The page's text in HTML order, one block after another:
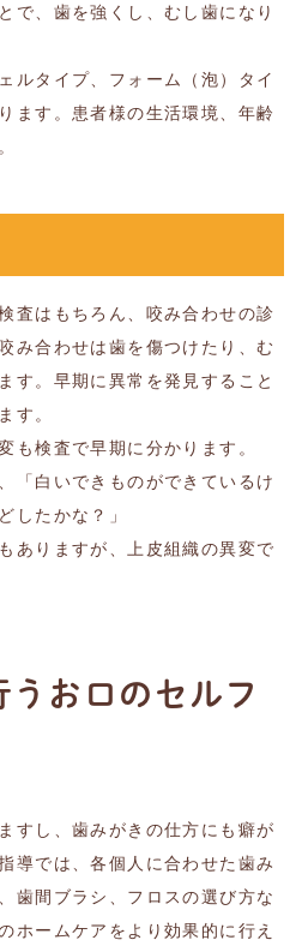
で、歯を強くし、むし歯になり
ルタイプ、フォーム（泡）タイ
ます。患者様の生活環境、年齢
査はもちろん、咬み合わせの診
み合わせは歯を傷つけたり、む
す。早期に異常を発見すること
す。
も検査で早期に分かります。
「白いできものができているけ
したかな？」
ありますが、上皮組織の異変で
うお口のセルフ
すし、歯みがきの仕方にも癖が
導では、各個人に合わせた歯み
歯間ブラシ、フロスの選び方な
ホームケアをより効果的に行え